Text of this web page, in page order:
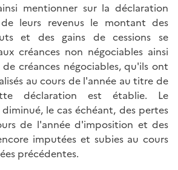
mentionner sur la déclaration
leurs revenus le montant des
et des gains de cessions se
créances non négociables ainsi
créances négociables, qu'ils ont
au cours de l'année au titre de
déclaration est établie. Le
le cas échéant, des pertes
de l'année d'imposition et des
imputées et subies au cours
précédentes.